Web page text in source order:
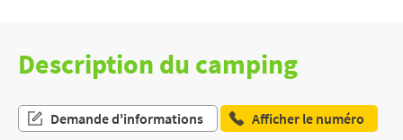
Description du camping
Demande d'informations
Afficher le numéro